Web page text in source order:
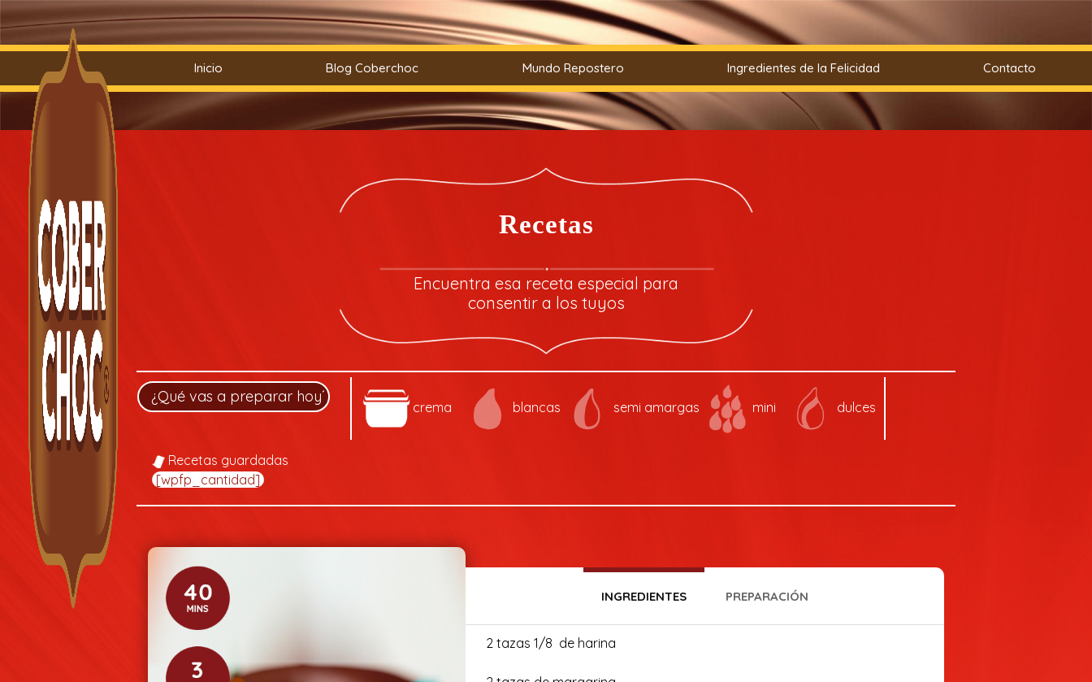
contenido
Inicio Blog Coberchoc Mundo Repostero Ingredientes de la Felicidad Contacto
Recetas
Encuentra esa receta especial para
consentir a los tuyos
crema blancas semi amargas mini dulces
Recetas guardadas
[wpfp_cantidad]
INGREDIENTES PREPARACIÓN
2 tazas 1/8 de harina